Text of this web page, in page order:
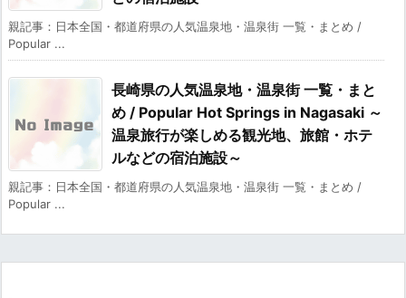
親記事：日本全国・都道府県の人気温泉地・温泉街 一覧・まとめ /
Popular ...
長崎県の人気温泉地・温泉街 一覧・まと
め / Popular Hot Springs in Nagasaki ～
温泉旅行が楽しめる観光地、旅館・ホテ
ルなどの宿泊施設～
親記事：日本全国・都道府県の人気温泉地・温泉街 一覧・まとめ /
Popular ...